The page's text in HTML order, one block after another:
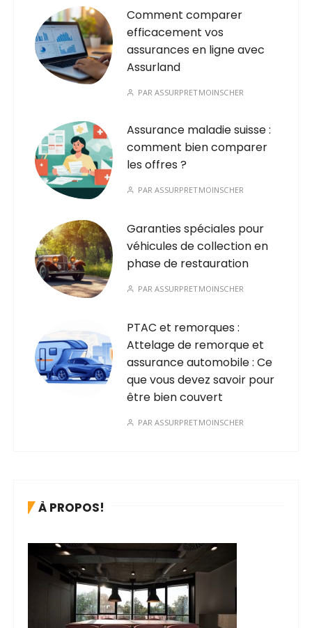
Comment comparer
efficacement vos
assurances en ligne avec
Assurland
PARASSURPRETMOINSCHER
Assurance maladie suisse :
comment bien comparer
les offres ?
PARASSURPRETMOINSCHER
Garanties spéciales pour
véhicules de collection en
phase de restauration
PARASSURPRETMOINSCHER
PTAC et remorques :
Attelage de remorque et
assurance automobile : Ce
que vous devez savoir pour
être bien couvert
PARASSURPRETMOINSCHER
À PROPOS!